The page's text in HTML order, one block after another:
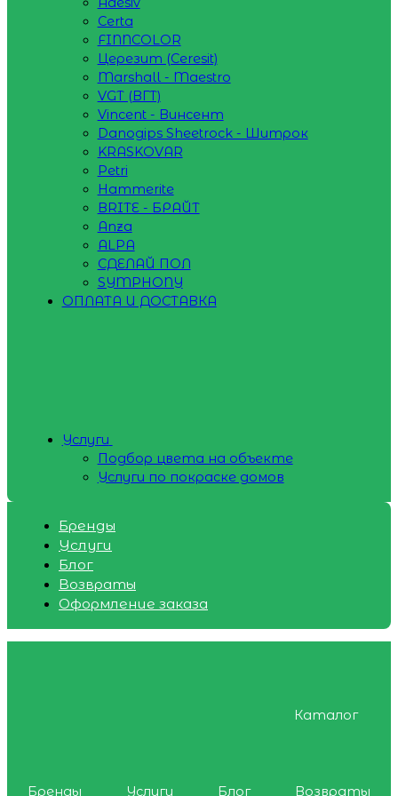
Certa
FINNCOLOR
Церезит (Ceresit)
Marshall - Maestro
VGT (ВГТ)
Vincent - Винсент
Danogips Sheetrock - Шитрок
KRASKOVAR
Petri
Hammerite
BRITE - БРАЙТ
Anza
ALPA
СДЕЛАЙ ПОЛ
SYMPHONY
ОПЛАТА И ДОСТАВКА
Услуги
Подбор цвета на объекте
Услуги по покраске домов
Бренды
Услуги
Блог
Возвраты
Оформление заказа
Каталог
Бренды Услуги Блог
Возвраты